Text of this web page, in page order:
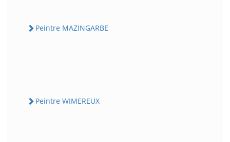
Peintre MAZINGARBE
Peintre WIMEREUX